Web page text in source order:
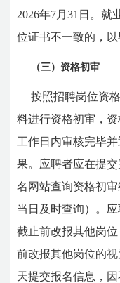
2026年7月31日。就
位证书不一致的，以
（三）资格初审
按照招聘岗位资
料进行资格初审，
工作日内审核完毕
果。应聘者应在提
名网站查询资格初
当日及时查询）。
截止前改报其他岗
前改报其他岗位的
天提交报名信息，